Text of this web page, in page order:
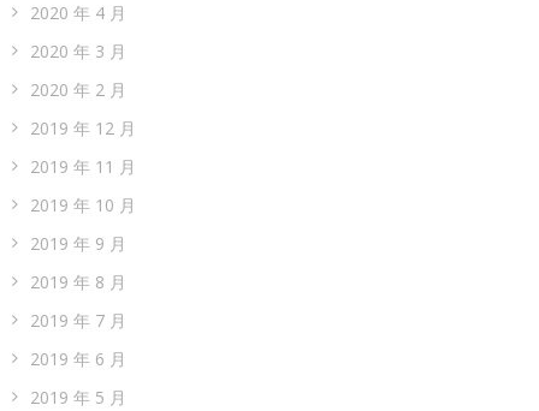
2020 年 4 月
2020 年 3 月
2020 年 2 月
2019 年 12 月
2019 年 11 月
2019 年 10 月
2019 年 9 月
2019 年 8 月
2019 年 7 月
2019 年 6 月
2019 年 5 月